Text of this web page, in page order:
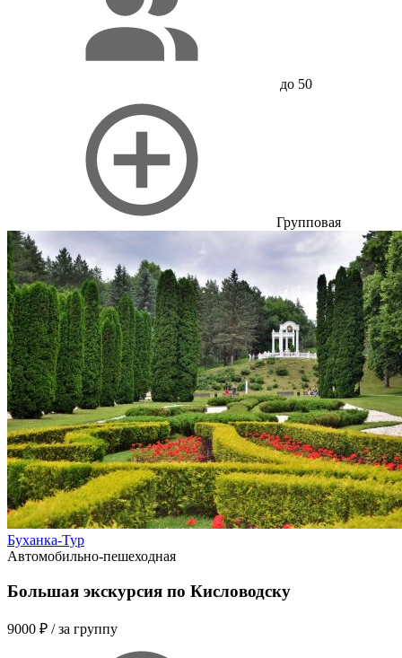
до 50
Групповая
Буханка-Тур
Автомобильно-пешеходная
Большая экскурсия по Кисловодску
9000 ₽ / за группу